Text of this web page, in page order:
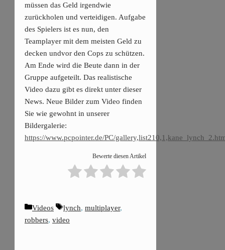
müssen das Geld irgendwie
zurückholen und verteidigen. Aufgabe
des Spielers ist es nun, den
Teamplayer mit dem meisten Geld zu
decken undvor den Cops zu schützen.
Am Ende wird die Beute dann in der
Gruppe aufgeteilt. Das realistische
Video dazu gibt es direkt unter dieser
News. Neue Bilder zum Video finden
Sie wie gewohnt in unserer
Bildergalerie:
https://www.pcpointer.de/PC/
Bewerte diesen Artikel
Kategorien
Videos Schlagwörter
lynch, multiplayer,
robbers, video